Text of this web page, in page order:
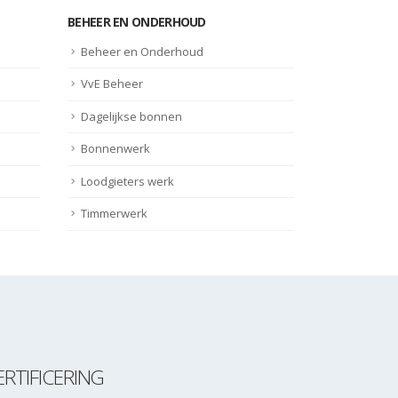
BEHEER EN ONDERHOUD
Beheer en Onderhoud
VvE Beheer
Dagelijkse bonnen
Bonnenwerk
Loodgieters werk
Timmerwerk